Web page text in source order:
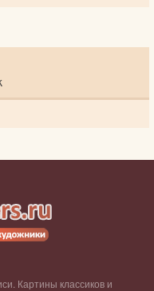
Картины классиков и